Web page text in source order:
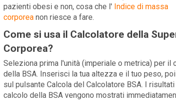
pazienti obesi e non, cosa che l' Indice di massa
corporeanon riesce a fare.
Come si usa il Calcolatore della
Corporea?
Seleziona prima l'unità (imperiale o metrica) per il
della BSA. Inserisci la tua altezza e il tuo peso,
sul pulsante Calcola del Calcolatore BSA. I
calcolo della BSA vengono mostrati